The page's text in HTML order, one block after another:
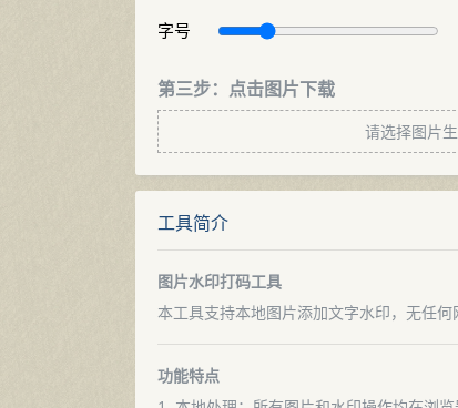
字号
第三步：点击图片下载
请选择图片
工具简介
图片水印打码工具
本工具支持本地图片添加文字水印，无任
功能特点